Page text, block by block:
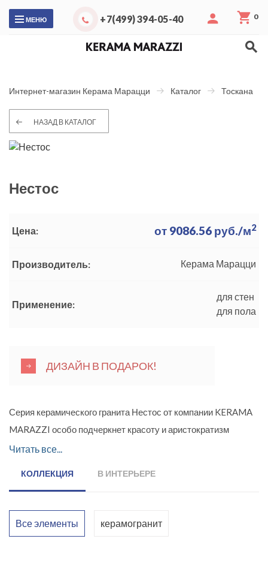
МЕНЮ +7(499) 394-05-40 0
Интернет-магазин Керама Марацци Каталог Тоскана
НАЗАД В КАТАЛОГ
Нестос
Цена: от 9086.56 руб./м2
Производитель: Керама Марацци
Применение:
для стен
для пола
ДИЗАЙН В ПОДАРОК!
Серия керамического гранита Нестос от компании KERAMA
MARAZZI особо подчеркнет красоту и аристократизм
классических интерьеров. В ней представлен уникальный
отличается особенным рисунком поверхности – тонкие
Читать все...
КОЛЛЕКЦИЯ В ИНТЕРЬЕРЕ
Все элементы керамогранит